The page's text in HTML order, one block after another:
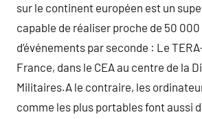
sur le continent européen est un
capable de réaliser proche de 50
d’événements par seconde : Le
France, dans le CEA au centre de la
Militaires.A le contraire, les
comme les plus portables font aussi